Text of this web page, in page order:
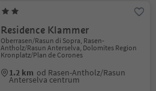
Residence Klammer
Oberrasen/Rasun di Sopra, Rasen-
Antholz/Rasun Anterselva, Dolomites Region
Kronplatz/Plan de Corones
1.2 km od Rasen-Antholz/Rasun
Anterselva centrum